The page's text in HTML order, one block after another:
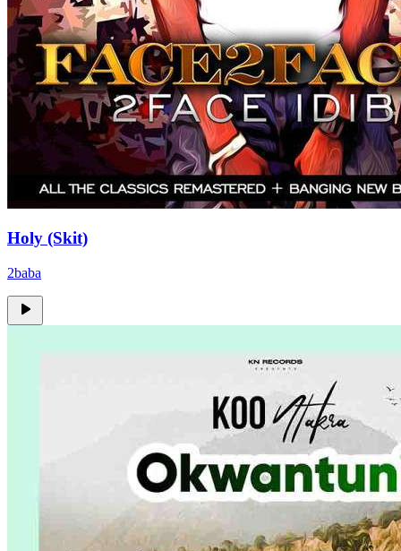
Holy (Skit)
2baba